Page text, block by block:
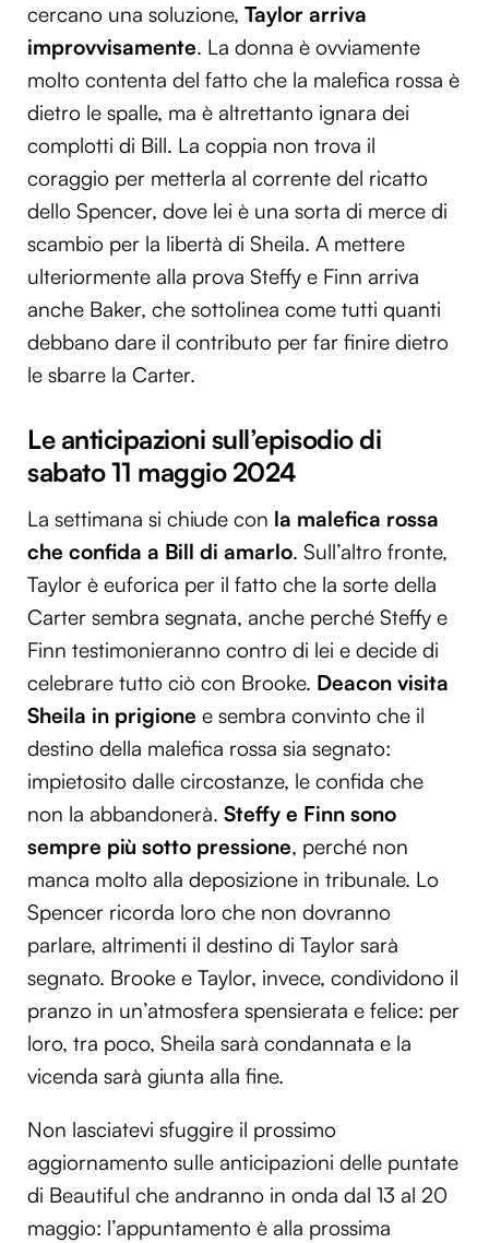
cercano una soluzione, Taylor arriva
improvvisamente. La donna è ovviamente
molto contenta del fatto che la malefica rossa è
dietro le spalle, ma è altrettanto ignara dei
complotti di Bill. La coppia non trova il
coraggio per metterla al corrente del ricatto
dello Spencer, dove lei è una sorta di merce di
scambio per la libertà di Sheila. A mettere
ulteriormente alla prova Steffy e Finn arriva
anche Baker, che sottolinea come tutti quanti
debbano dare il contributo per far finire dietro
le sbarre la Carter.
Le anticipazioni sull’episodio di
sabato 11 maggio 2024
La settimana si chiude con la malefica rossa
che confida a Bill di amarlo. Sull’altro fronte,
Taylor è euforica per il fatto che la sorte della
Carter sembra segnata, anche perché Steffy e
Finn testimonieranno contro di lei e decide di
celebrare tutto ciò con Brooke. Deacon visita
Sheila in prigione e sembra convinto che il
destino della malefica rossa sia segnato:
impietosito dalle circostanze, le confida che
non la abbandonerà. Steffy e Finn sono
sempre più sotto pressione, perché non
manca molto alla deposizione in tribunale. Lo
Spencer ricorda loro che non dovranno
parlare, altrimenti il destino di Taylor sarà
segnato. Brooke e Taylor, invece, condividono il
pranzo in un’atmosfera spensierata e felice: per
loro, tra poco, Sheila sarà condannata e la
vicenda sarà giunta alla fine.
Non lasciatevi sfuggire il prossimo
aggiornamento sulle anticipazioni delle puntate
di Beautiful che andranno in onda dal 13 al 20
maggio: l’appuntamento è alla prossima